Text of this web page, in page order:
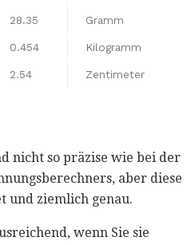
28.35 Gramm
0.454 Kilogramm
2.54 Zentimeter
nicht so präzise wie bei der
aber diese
und ziemlich genau.
wenn Sie sie